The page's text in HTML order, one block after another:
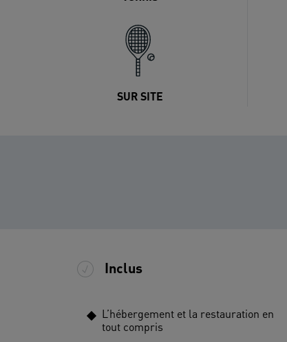
SUR SITE
Inclus
L’hébergement et la restauration en
tout compris